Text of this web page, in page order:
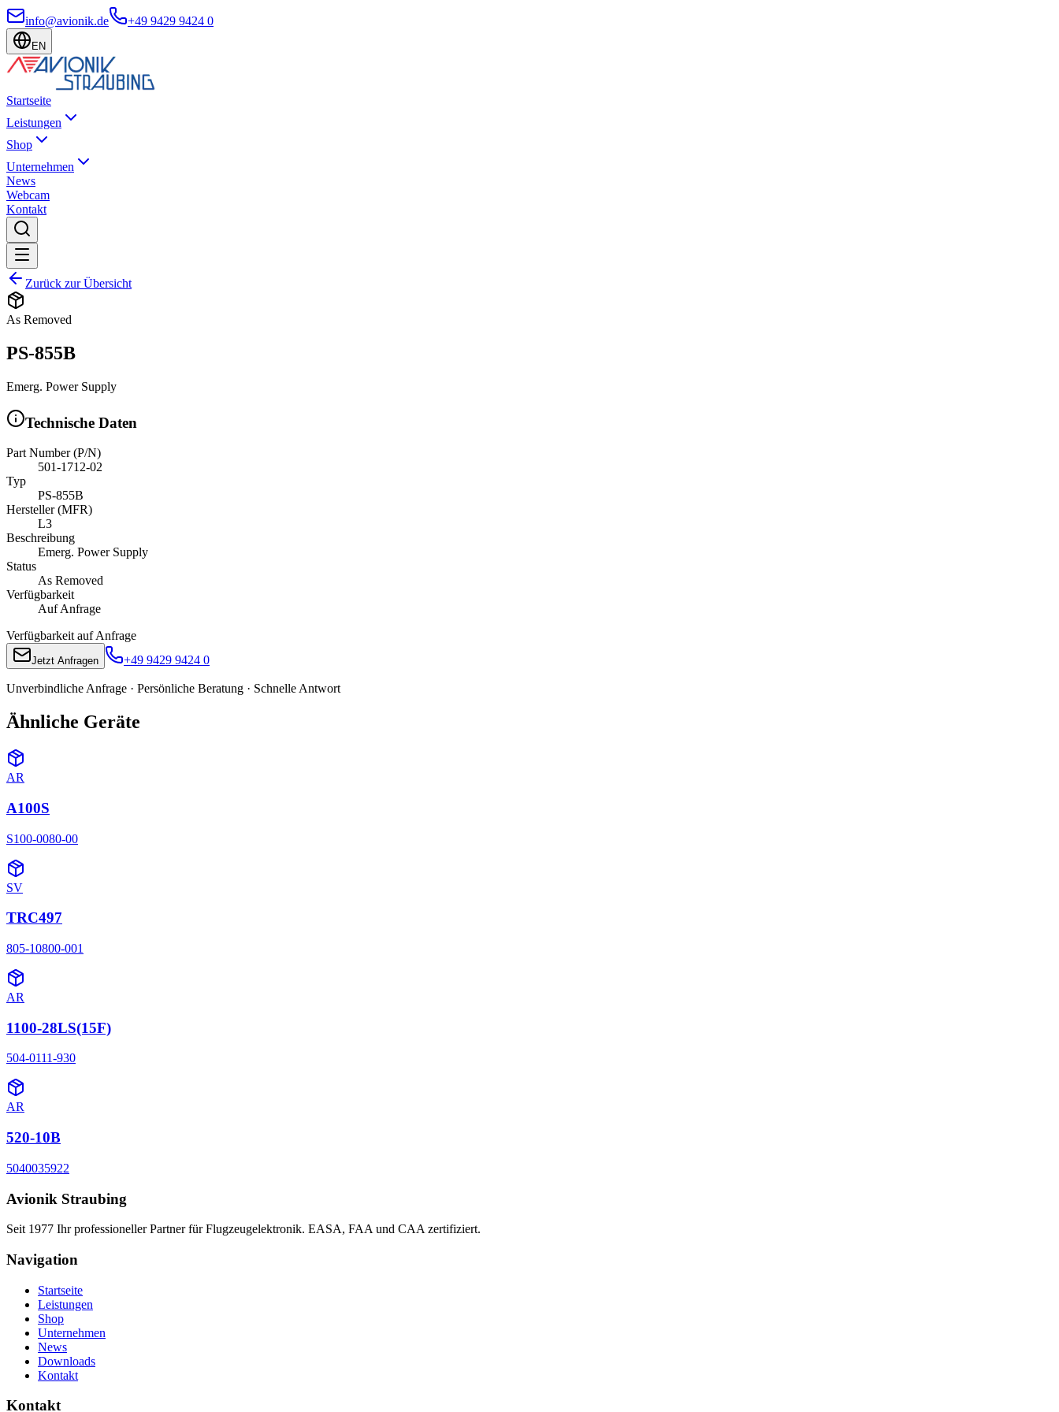
info@avionik.de +49 9429 9424 0
EN
Startseite
Leistungen
Shop
Unternehmen
News
Webcam
Kontakt
Zurück zur Übersicht
As Removed
PS-855B
Emerg. Power Supply
Technische Daten
Part Number (P/N)
501-1712-02
Typ
PS-855B
Hersteller (MFR)
L3
Beschreibung
Emerg. Power Supply
Status
As Removed
Verfügbarkeit
Auf Anfrage
Verfügbarkeit auf Anfrage
Jetzt Anfragen +49 9429 9424 0
Unverbindliche Anfrage · Persönliche Beratung · Schnelle Antwort
Ähnliche Geräte
AR
A100S
S100-0080-00
SV
TRC497
805-10800-001
AR
1100-28LS(15F)
504-0111-930
AR
520-10B
5040035922
Avionik Straubing
Seit 1977 Ihr professioneller Partner für Flugzeugelektronik. EASA, FAA und CAA zertifiziert.
Navigation
Startseite
Leistungen
Shop
Unternehmen
News
Downloads
Kontakt
Kontakt